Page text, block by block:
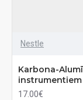
Nestle
Karbona-
instrumentiem
17.00€